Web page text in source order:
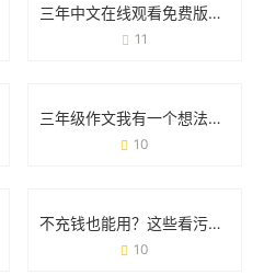
三年中文在线观看免费版：追剧党的“宝藏库”还是行业新趋势？
11
三年级作文我有一个想法300字：用创意点亮校园生活
10
不充钱也能用？这些看污污视频软件到底靠谱吗？
10